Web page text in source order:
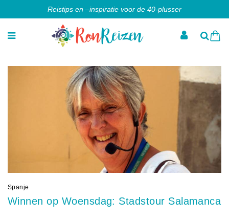
Reistips en –inspiratie voor de 40-plusser
Spanje
Winnen op Woensdag: Stadstour Salamanca